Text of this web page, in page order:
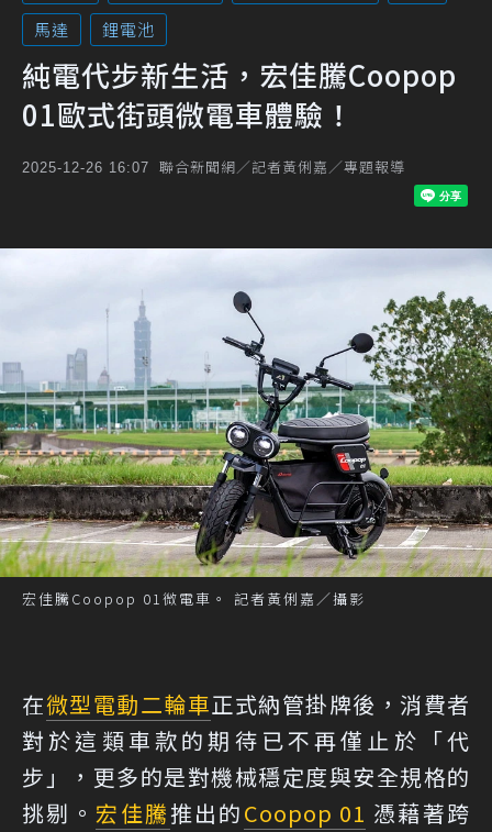
馬達
鋰電池
純電代步新生活，宏佳騰Coopop
01歐式街頭微電車體驗！
2025-12-26 16:07 聯合新聞網／記者黃俐嘉／專題報導
宏佳騰Coopop 01微電車。 記者黃俐嘉／攝影
在微型電動二輪車正式納管掛牌後，消費者
對於這類車款的期待已不再僅止於「代
步」，更多的是對機械穩定度與安全規格的
挑剔。宏佳騰推出的Coopop 01 憑藉著跨